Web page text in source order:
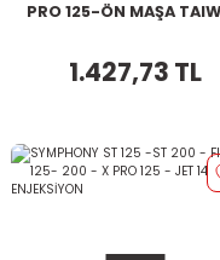
PRO 125-ÖN MAŞA
1.427,73 TL